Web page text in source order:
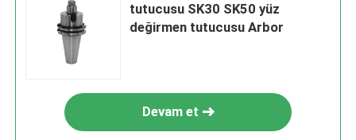
tutucusu SK30 SK50 yüz
değirmen tutucusu Arbor
Devam et